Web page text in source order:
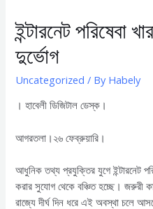
ইন্টারনেট পরিষেবা
দুর্ভোগ
Uncategorized / By Habely
। হাবেলী ডিজিটাল ডেস্ক।
আগরতলা।২৬ ফেব্রুয়ারি।
আধুনিক তথ্য প্রযুক্তির যুগে ইন্টারনেট
করার সুযোগ থেকে বঞ্চিত হচ্ছে। জরুরী
রাজ্যে দীর্ঘ দিন ধরে এই অবস্থা চলে